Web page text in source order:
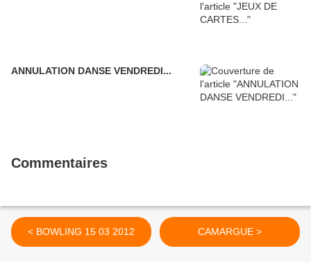
ANNULATION DANSE VENDREDI...
Commentaires
< BOWLING 15 03 2012 CAMARGUE >